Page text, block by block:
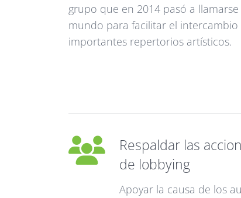
grupo que en 2014 pasó a
mundo para facilitar el
importantes repertorios artísticos.
Respaldar las
de lobbying
Apoyar la causa de los